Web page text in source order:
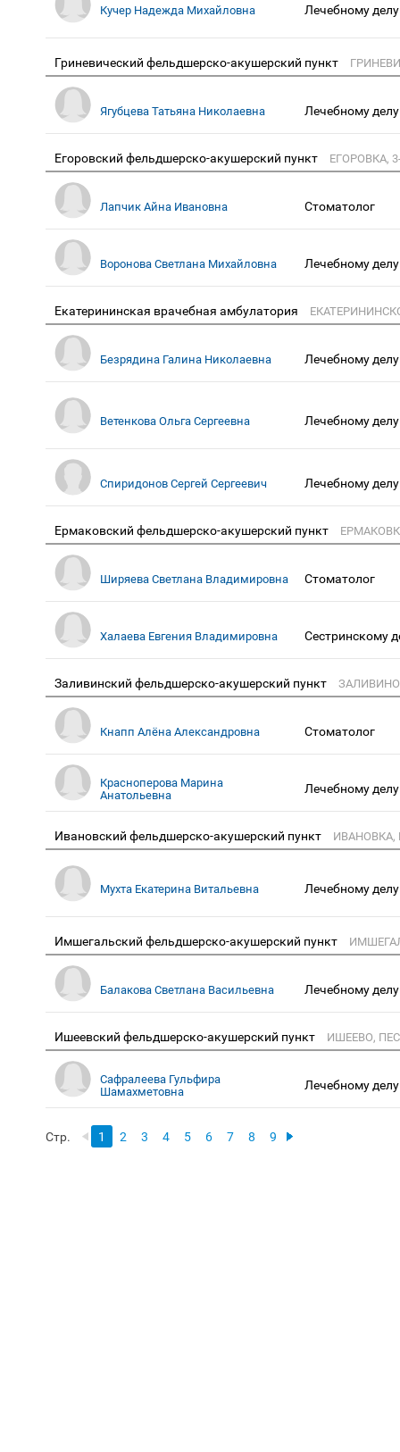
Кучер Надежда Михайловна Лечебному делу
Гриневический фельдшерско-акушерский пункт
Ягубцева Татьяна Николаевна Лечебному делу
Егоровский фельдшерско-акушерский пункт ЕГОРОВКА,
Лапчик Айна Ивановна Стоматолог
Воронова Светлана Михайловна Лечебному делу
Екатерининская врачебная амбулатория
Безрядина Галина Николаевна Лечебному делу
Ветенкова Ольга Сергеевна Лечебному делу
Спиридонов Сергей Сергеевич Лечебному делу
Ермаковский фельдшерско-акушерский пункт
Ширяева Светлана Владимировна Стоматолог
Халаева Евгения Владимировна Сестринскому
Заливинский фельдшерско-акушерский пункт
Кнапп Алёна Александровна Стоматолог
Красноперова Марина
Анатольевна
Лечебному делу
Ивановский фельдшерско-акушерский пункт
Мухта Екатерина Витальевна Лечебному делу
Имшегальский фельдшерско-акушерский пункт
Балакова Светлана Васильевна Лечебному делу
Ишеевский фельдшерско-акушерский пункт ИШЕЕВО,
Сафралеева Гульфира
Шамахметовна
Лечебному делу
Стр. 1 2 3 4 5 6 7 8 9